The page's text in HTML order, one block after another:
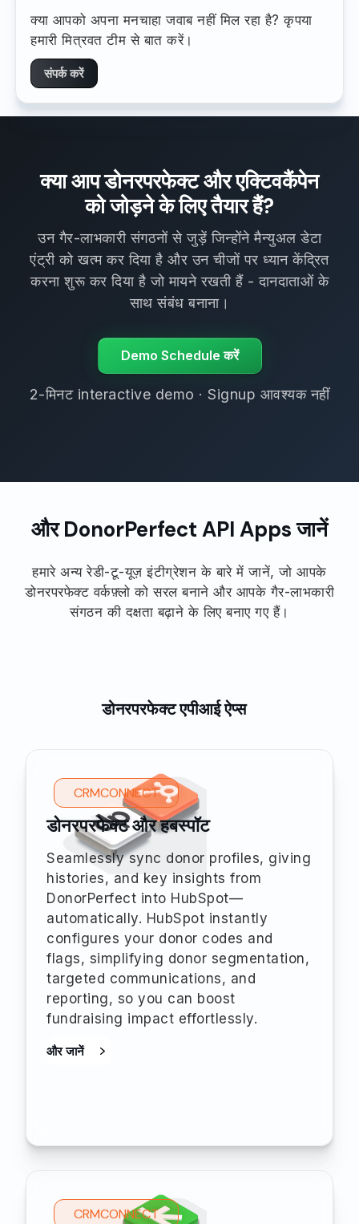
क्या आपको अपना मनचाहा जवाब नहीं मिल रहा है? कृपया
हमारी मित्रवत टीम से बात करें।
संपर्क करें
क्या आप डोनरपरफेक्ट और एक्टिवकैंपेन
को जोड़ने के लिए तैयार हैं?
उन गैर-लाभकारी संगठनों से जुड़ें जिन्होंने मैन्युअल डेटा
एंट्री को खत्म कर दिया है और उन चीजों पर ध्यान केंद्रित
करना शुरू कर दिया है जो मायने रखती हैं - दानदाताओं के
साथ संबंध बनाना।
Demo Schedule करें
2-मिनट interactive demo · Signup आवश्यक नहीं
और DonorPerfect API Apps जानें
हमारे अन्य रेडी-टू-यूज़ इंटीग्रेशन के बारे में जानें, जो आपके
डोनरपरफेक्ट वर्कफ़्लो को सरल बनाने और आपके गैर-लाभकारी
संगठन की दक्षता बढ़ाने के लिए बनाए गए हैं।
डोनरपरफेक्ट एपीआई ऐप्स
CRMCONNECT
डोनरपरफेक्ट और हबस्पॉट
Seamlessly sync donor profiles, giving
histories, and key insights from
DonorPerfect into HubSpot—
automatically. HubSpot instantly
configures your donor codes and
flags, simplifying donor segmentation,
targeted communications, and
reporting, so you can boost
fundraising impact effortlessly.
और जानें
CRMCONNECT